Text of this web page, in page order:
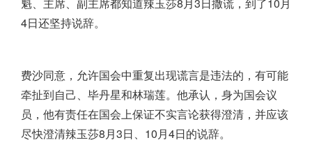
魁、主席、副主席都知道辣玉莎8月3日撒谎，到了10月
4日还坚持说辞。
费沙同意，允许国会中重复出现谎言是违法的，有可能
牵扯到自己、毕丹星和林瑞莲。他承认，身为国会议
员，他有责任在国会上保证不实言论获得澄清，并应该
尽快澄清辣玉莎8月3日、10月4日的说辞。